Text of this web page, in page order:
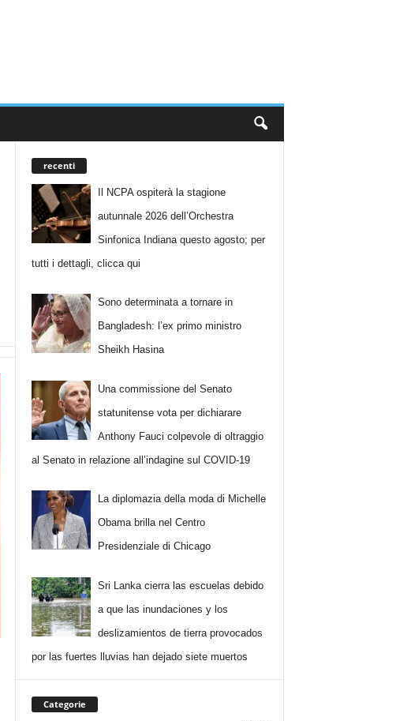
recenti
Il NCPA ospiterà la stagione
autunnale 2026 dell’Orchestra
Sinfonica Indiana questo agosto; per
tutti i dettagli, clicca qui
Sono determinata a tornare in
Bangladesh: l’ex primo ministro
Sheikh Hasina
Una commissione del Senato
statunitense vota per dichiarare
Anthony Fauci colpevole di oltraggio
al Senato in relazione all’indagine sul COVID-19
La diplomazia della moda di Michelle
Obama brilla nel Centro
Presidenziale di Chicago
Sri Lanka cierra las escuelas debido
a que las inundaciones y los
deslizamientos de tierra provocados
por las fuertes lluvias han dejado siete muertos
Categorie